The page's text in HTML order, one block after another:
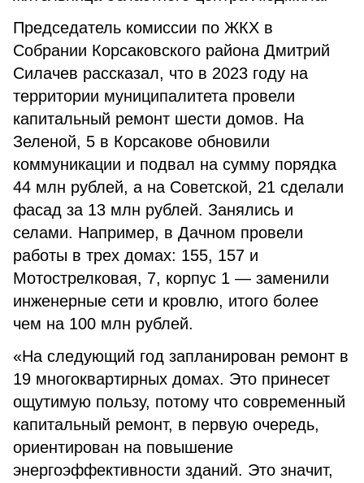
Председатель комиссии по ЖКХ в
Собрании Корсаковского района Дмитрий
Силачев рассказал, что в 2023 году на
территории муниципалитета провели
капитальный ремонт шести домов. На
Зеленой, 5 в Корсакове обновили
коммуникации и подвал на сумму порядка
44 млн рублей, а на Советской, 21 сделали
фасад за 13 млн рублей. Занялись и
селами. Например, в Дачном провели
работы в трех домах: 155, 157 и
Мотострелковая, 7, корпус 1 — заменили
инженерные сети и кровлю, итого более
чем на 100 млн рублей.
«На следующий год запланирован ремонт в
19 многоквартирных домах. Это принесет
ощутимую пользу, потому что современный
капитальный ремонт, в первую очередь,
ориентирован на повышение
энергоэффективности зданий. Это значит,